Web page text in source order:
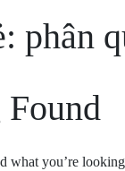
phân
what you’re